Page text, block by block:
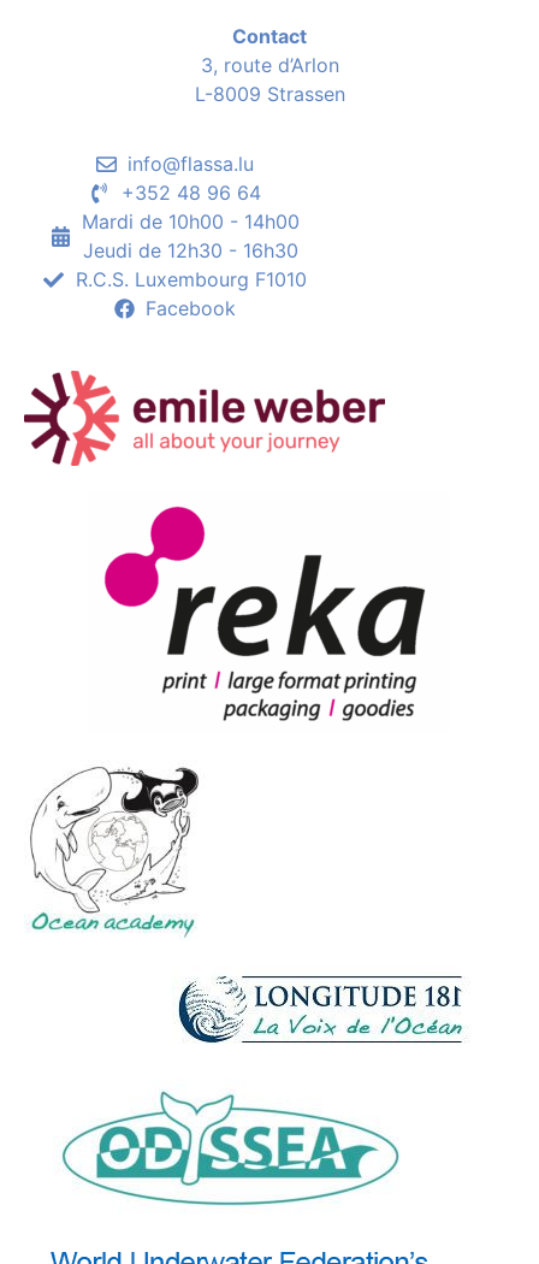
Contact
3, route d’Arlon
L-8009 Strassen
info@flassa.lu
+352 48 96 64
Mardi de 10h00 - 14h00
Jeudi de 12h30 - 16h30
R.C.S. Luxembourg F1010
Facebook